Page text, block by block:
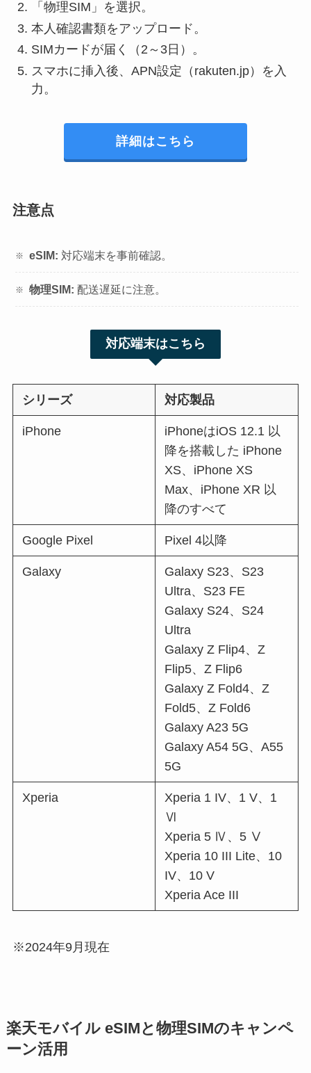
「物理SIM」を選択。
本人確認書類をアップロード。
SIMカードが届く（2～3日）。
スマホに挿入後、APN設定（rakuten.jp）を入
力。
詳細はこちら
注意点
eSIM: 対応端末を事前確認。
物理SIM: 配送遅延に注意。
対応端末はこちら
シリーズ 対応製品
iPhone
iPhoneはiOS 12.1 以
降を搭載した iPhone
XS、iPhone XS
Max、iPhone XR 以
降のすべて
Google Pixel Pixel 4以降
Galaxy
Galaxy S23、S23
Ultra、S23 FE
Galaxy S24、S24
Ultra
Galaxy Z Flip4、Z
Flip5、Z Flip6
Galaxy Z Fold4、Z
Fold5、Z Fold6
Galaxy A23 5G
Galaxy A54 5G、A55
5G
Xperia
Xperia 1 IV、1 V、1
Ⅵ
Xperia 5 Ⅳ、5 Ⅴ
Xperia 10 III Lite、10
IV、10 V
Xperia Ace III
※2024年9月現在
楽天モバイル eSIMと物理SIMのキャンペ
ーン活用